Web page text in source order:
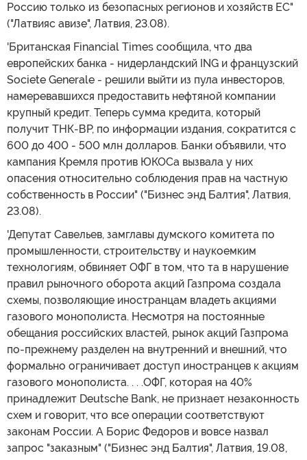
Россию только из безопасных регионов и хозяйств ЕС"
("Латвияс авизе", Латвия, 23.08).
'Британская Financial Times сообщила, что два
европейских банка - нидерландский ING и французский
Societe Generale - решили выйти из пула инвесторов,
намеревавшихся предоставить нефтяной компании
крупный кредит. Теперь сумма кредита, который
получит ТНК-ВР, по информации издания, сократится с
600 до 400 - 500 млн долларов. Банки объявили, что
кампания Кремля против ЮКОСа вызвала у них
опасения относительно соблюдения прав на частную
собственность в России" ("Бизнес энд Балтия", Латвия,
23.08).
'Депутат Савельев, замглавы думского комитета по
промышленности, строительству и наукоемким
технологиям, обвиняет ОФГ в том, что та в нарушение
правил рыночного оборота акций Газпрома создала
схемы, позволяющие иностранцам владеть акциями
газового монополиста. Несмотря на постоянные
обещания российских властей, рынок акций Газпрома
по-прежнему разделен на внутренний и внешний, что
формально ограничивает доступ иностранцев к акциям
газового монополиста. . . .ОФГ, которая на 40%
принадлежит Deutsche Bank, не признает незаконность
схем и говорит, что все операции соответствуют
законам России. А Борис Федоров и вовсе назвал
запрос "заказным" ("Бизнес энд Балтия", Латвия, 19.08,